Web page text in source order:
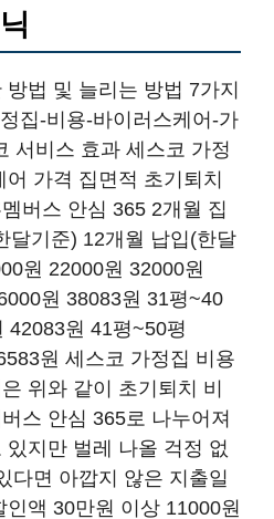
법 및 늘리는 방법 7가지
집-비용-바이러스케어-가
서비스 효과 세스코 가정
가격 집면적 초기퇴치
버스 안심 365 2개월 집
달기준) 12개월 납입(한달
원 22000원 32000원
원 38083원 31평~40
42083원 41평~50평
원 세스코 가정집 비용
위와 같이 초기퇴치 비
스 안심 365로 나누어져
지만 벌레 나올 걱정 없
다면 아깝지 않은 지출일
액 30만원 이상 11000원